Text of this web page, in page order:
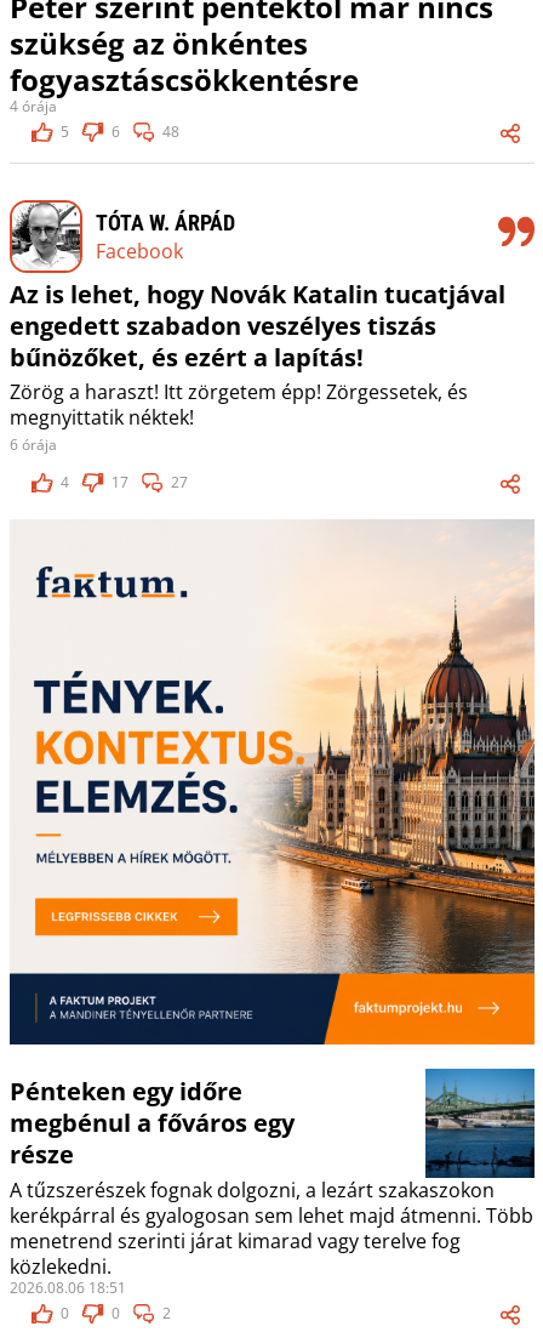
szükség az önkéntes
fogyasztáscsökkentésre
4 órája
5
6 48
TÓTA W. ÁRPÁD
Facebook
Az is lehet, hogy Novák Katalin tucatjával
engedett szabadon veszélyes tiszás
bűnözőket, és ezért a lapítás!
Zörög a haraszt! Itt zörgetem épp! Zörgessetek, és
megnyittatik néktek!
6 órája
4
17 27
Pénteken egy időre
megbénul a főváros egy
része
A tűzszerészek fognak dolgozni, a lezárt szakaszokon
kerékpárral és gyalogosan sem lehet majd átmenni. Több
menetrend szerinti járat kimarad vagy terelve fog
közlekedni.
2026.08.06 18:51
0
0 2